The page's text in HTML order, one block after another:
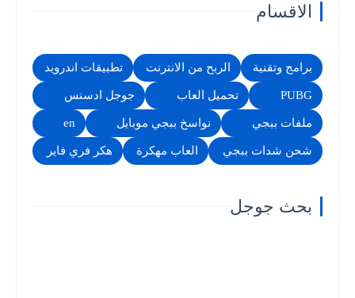
الاقسام
برامج وتقنية الربح من الانترنت تطبيقات اندرويد
PUBG تحميل العاب جوجل ادسنس
ملفات ببجي نواسخ ببجي موبايل en
شحن شدات ببجي العاب مهكرة هكر فري فاير
بحث جوجل